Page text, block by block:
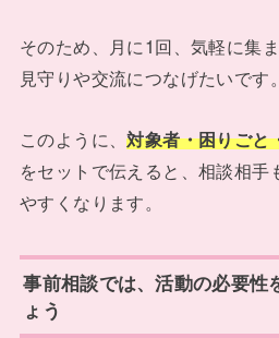
そのため、月に1回、気軽に集
見守りや交流につなげたいです
このように、対象者・困りごと
をセットで伝えると、相談相手
やすくなります。
事前相談では、活動の必要性
ょう